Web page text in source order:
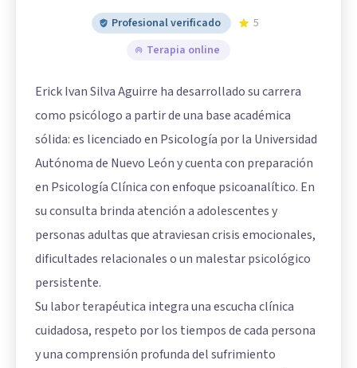
Profesional verificado
5
Terapia online
Erick Ivan Silva Aguirre ha desarrollado su carrera
como psicólogo a partir de una base académica
sólida: es licenciado en Psicología por la Universidad
Autónoma de Nuevo León y cuenta con preparación
en Psicología Clínica con enfoque psicoanalítico. En
su consulta brinda atención a adolescentes y
personas adultas que atraviesan crisis emocionales,
dificultades relacionales o un malestar psicológico
persistente.
Su labor terapéutica integra una escucha clínica
cuidadosa, respeto por los tiempos de cada persona
y una comprensión profunda del sufrimiento